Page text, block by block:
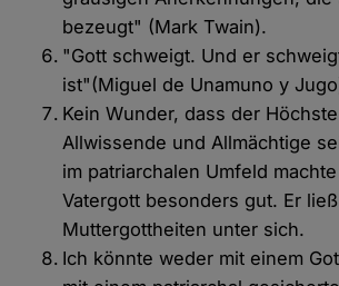
bezeugt" (Mark Twain).
"Gott schweigt. Und er
ist"(Miguel de Unamuno y
Kein Wunder, dass der
Allwissende und Allmächtige
im patriarchalen Umfeld
Vatergott besonders gut. Er
Muttergottheiten unter sich.
Ich könnte weder mit einem